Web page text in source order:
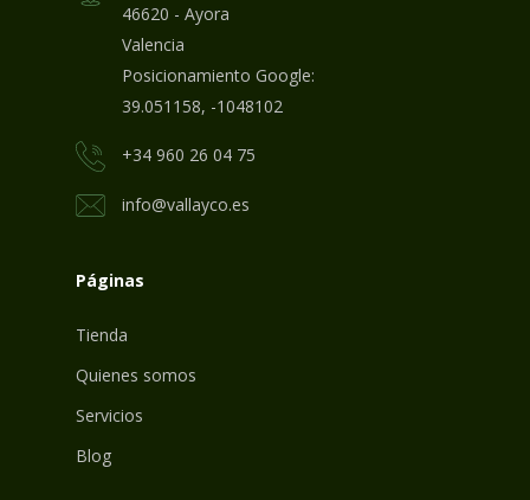
46620 - Ayora
Valencia
Posicionamiento Google:
39.051158, -1048102
+34 960 26 04 75
info@vallayco.es
Páginas
Tienda
Quienes somos
Servicios
Blog